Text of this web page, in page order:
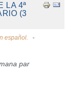
LA 4ª
(3
español.
par